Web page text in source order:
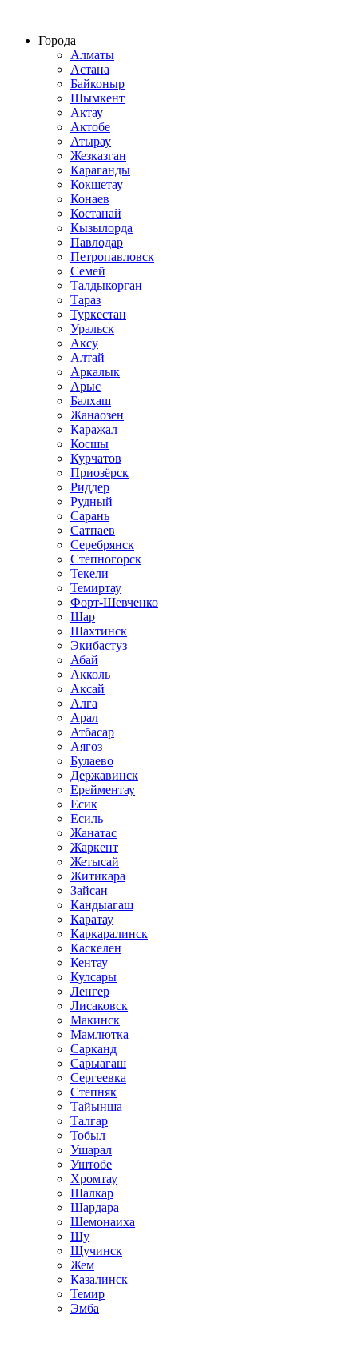
Города
Алматы
Астана
Байконыр
Шымкент
Актау
Актобе
Атырау
Жезказган
Караганды
Кокшетау
Конаев
Костанай
Кызылорда
Павлодар
Петропавловск
Семей
Талдыкорган
Тараз
Туркестан
Уральск
Аксу
Алтай
Аркалык
Арыс
Балхаш
Жанаозен
Каражал
Косшы
Курчатов
Приозёрск
Риддер
Рудный
Сарань
Сатпаев
Серебрянск
Степногорск
Текели
Темиртау
Форт-Шевченко
Шар
Шахтинск
Экибастуз
Абай
Акколь
Аксай
Алга
Арал
Атбасар
Аягоз
Булаево
Державинск
Ерейментау
Есик
Есиль
Жанатас
Жаркент
Жетысай
Житикара
Зайсан
Кандыагаш
Каратау
Каркаралинск
Каскелен
Кентау
Кулсары
Ленгер
Лисаковск
Макинск
Мамлютка
Сарканд
Сарыагаш
Сергеевка
Степняк
Тайынша
Талгар
Тобыл
Ушарал
Уштобе
Хромтау
Шалкар
Шардара
Шемонаиха
Шу
Щучинск
Жем
Казалинск
Темир
Эмба